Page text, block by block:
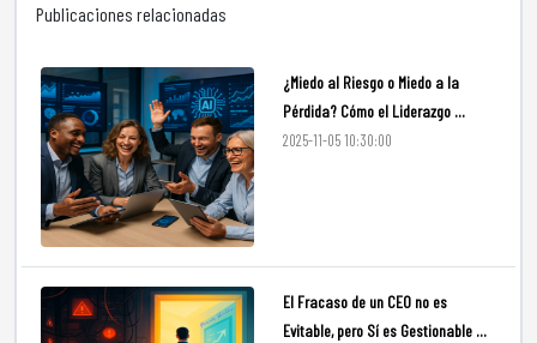
Publicaciones relacionadas
¿Miedo al Riesgo o Miedo a la
Pérdida? Cómo el Liderazgo ...
2025-11-05 10:30:00
El Fracaso de un CEO no es
Evitable, pero Sí es Gestionable ...